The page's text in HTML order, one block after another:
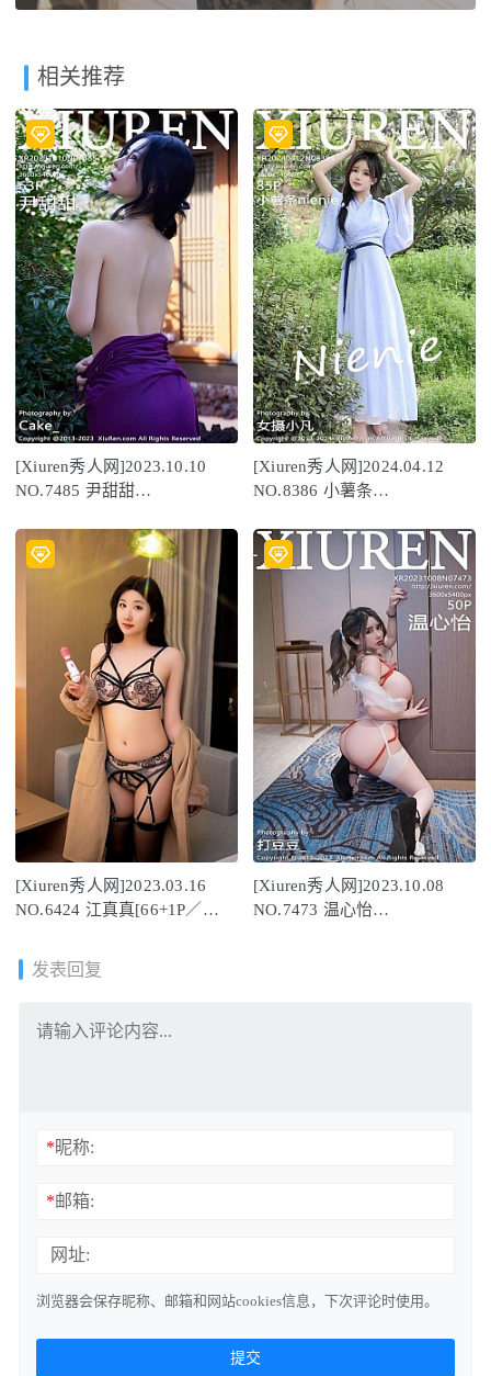
相关推荐
[Xiuren秀人网]2023.10.10
NO.7485 尹甜甜
[Xiuren秀人网]2024.04.12
NO.8386 小薯条
[Xiuren秀人网]2023.03.16
NO.6424 江真真[66+1P／
[Xiuren秀人网]2023.10.08
NO.7473 温心怡
发表回复
*昵称:
*邮箱:
网址:
浏览器会保存昵称、邮箱和网站cookies信息，下次评论时使用。